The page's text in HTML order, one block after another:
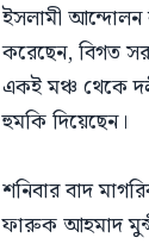
ইসলামী আন্দোলন
করেছেন, বিগত
একই মঞ্চ থেকে
হুমকি দিয়েছেন।
শনিবার বাদ
ফারুক আহমাদ